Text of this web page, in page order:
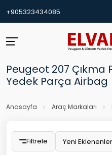
+905323434085
Peugeot 207
Yedek Parça Airbag
Anasayfa Araç Markaları
Filtrele Yeni Eklenenler